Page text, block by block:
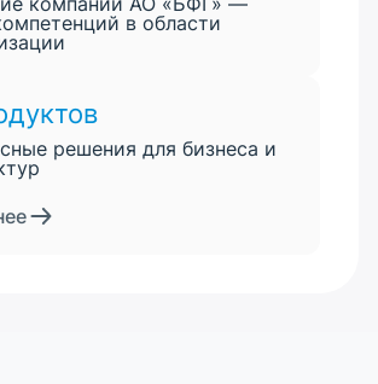
в области
решения для бизнеса и